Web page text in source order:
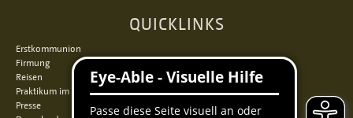
QUICKLINKS
Erstkommunion
Firmung
Reisen
Praktikum im Norden
Presse